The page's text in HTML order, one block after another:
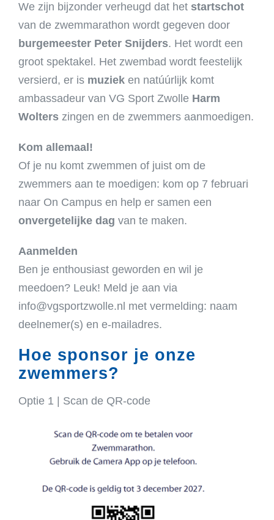
We zijn bijzonder verheugd dat het startschot
van de zwemmarathon wordt gegeven door
burgemeester Peter Snijders. Het wordt een
groot spektakel. Het zwembad wordt feestelijk
versierd, er is muzieken natúúrlijk komt
ambassadeur van VG Sport Zwolle Harm
Wolterszingen en de zwemmers aanmoedigen.
Kom allemaal!
Of je nu komt zwemmen of juist om de
zwemmers aan te moedigen: kom op 7 februari
naar On Campus en help er samen een
onvergetelijke dag van te maken.
Aanmelden
Ben je enthousiast geworden en wil je
meedoen? Leuk! Meld je aan via
info@vgsportzwolle.nl met vermelding: naam
deelnemer(s) en e-mailadres.
Hoe sponsor je onze
zwemmers?
Optie 1 | Scan de QR-code